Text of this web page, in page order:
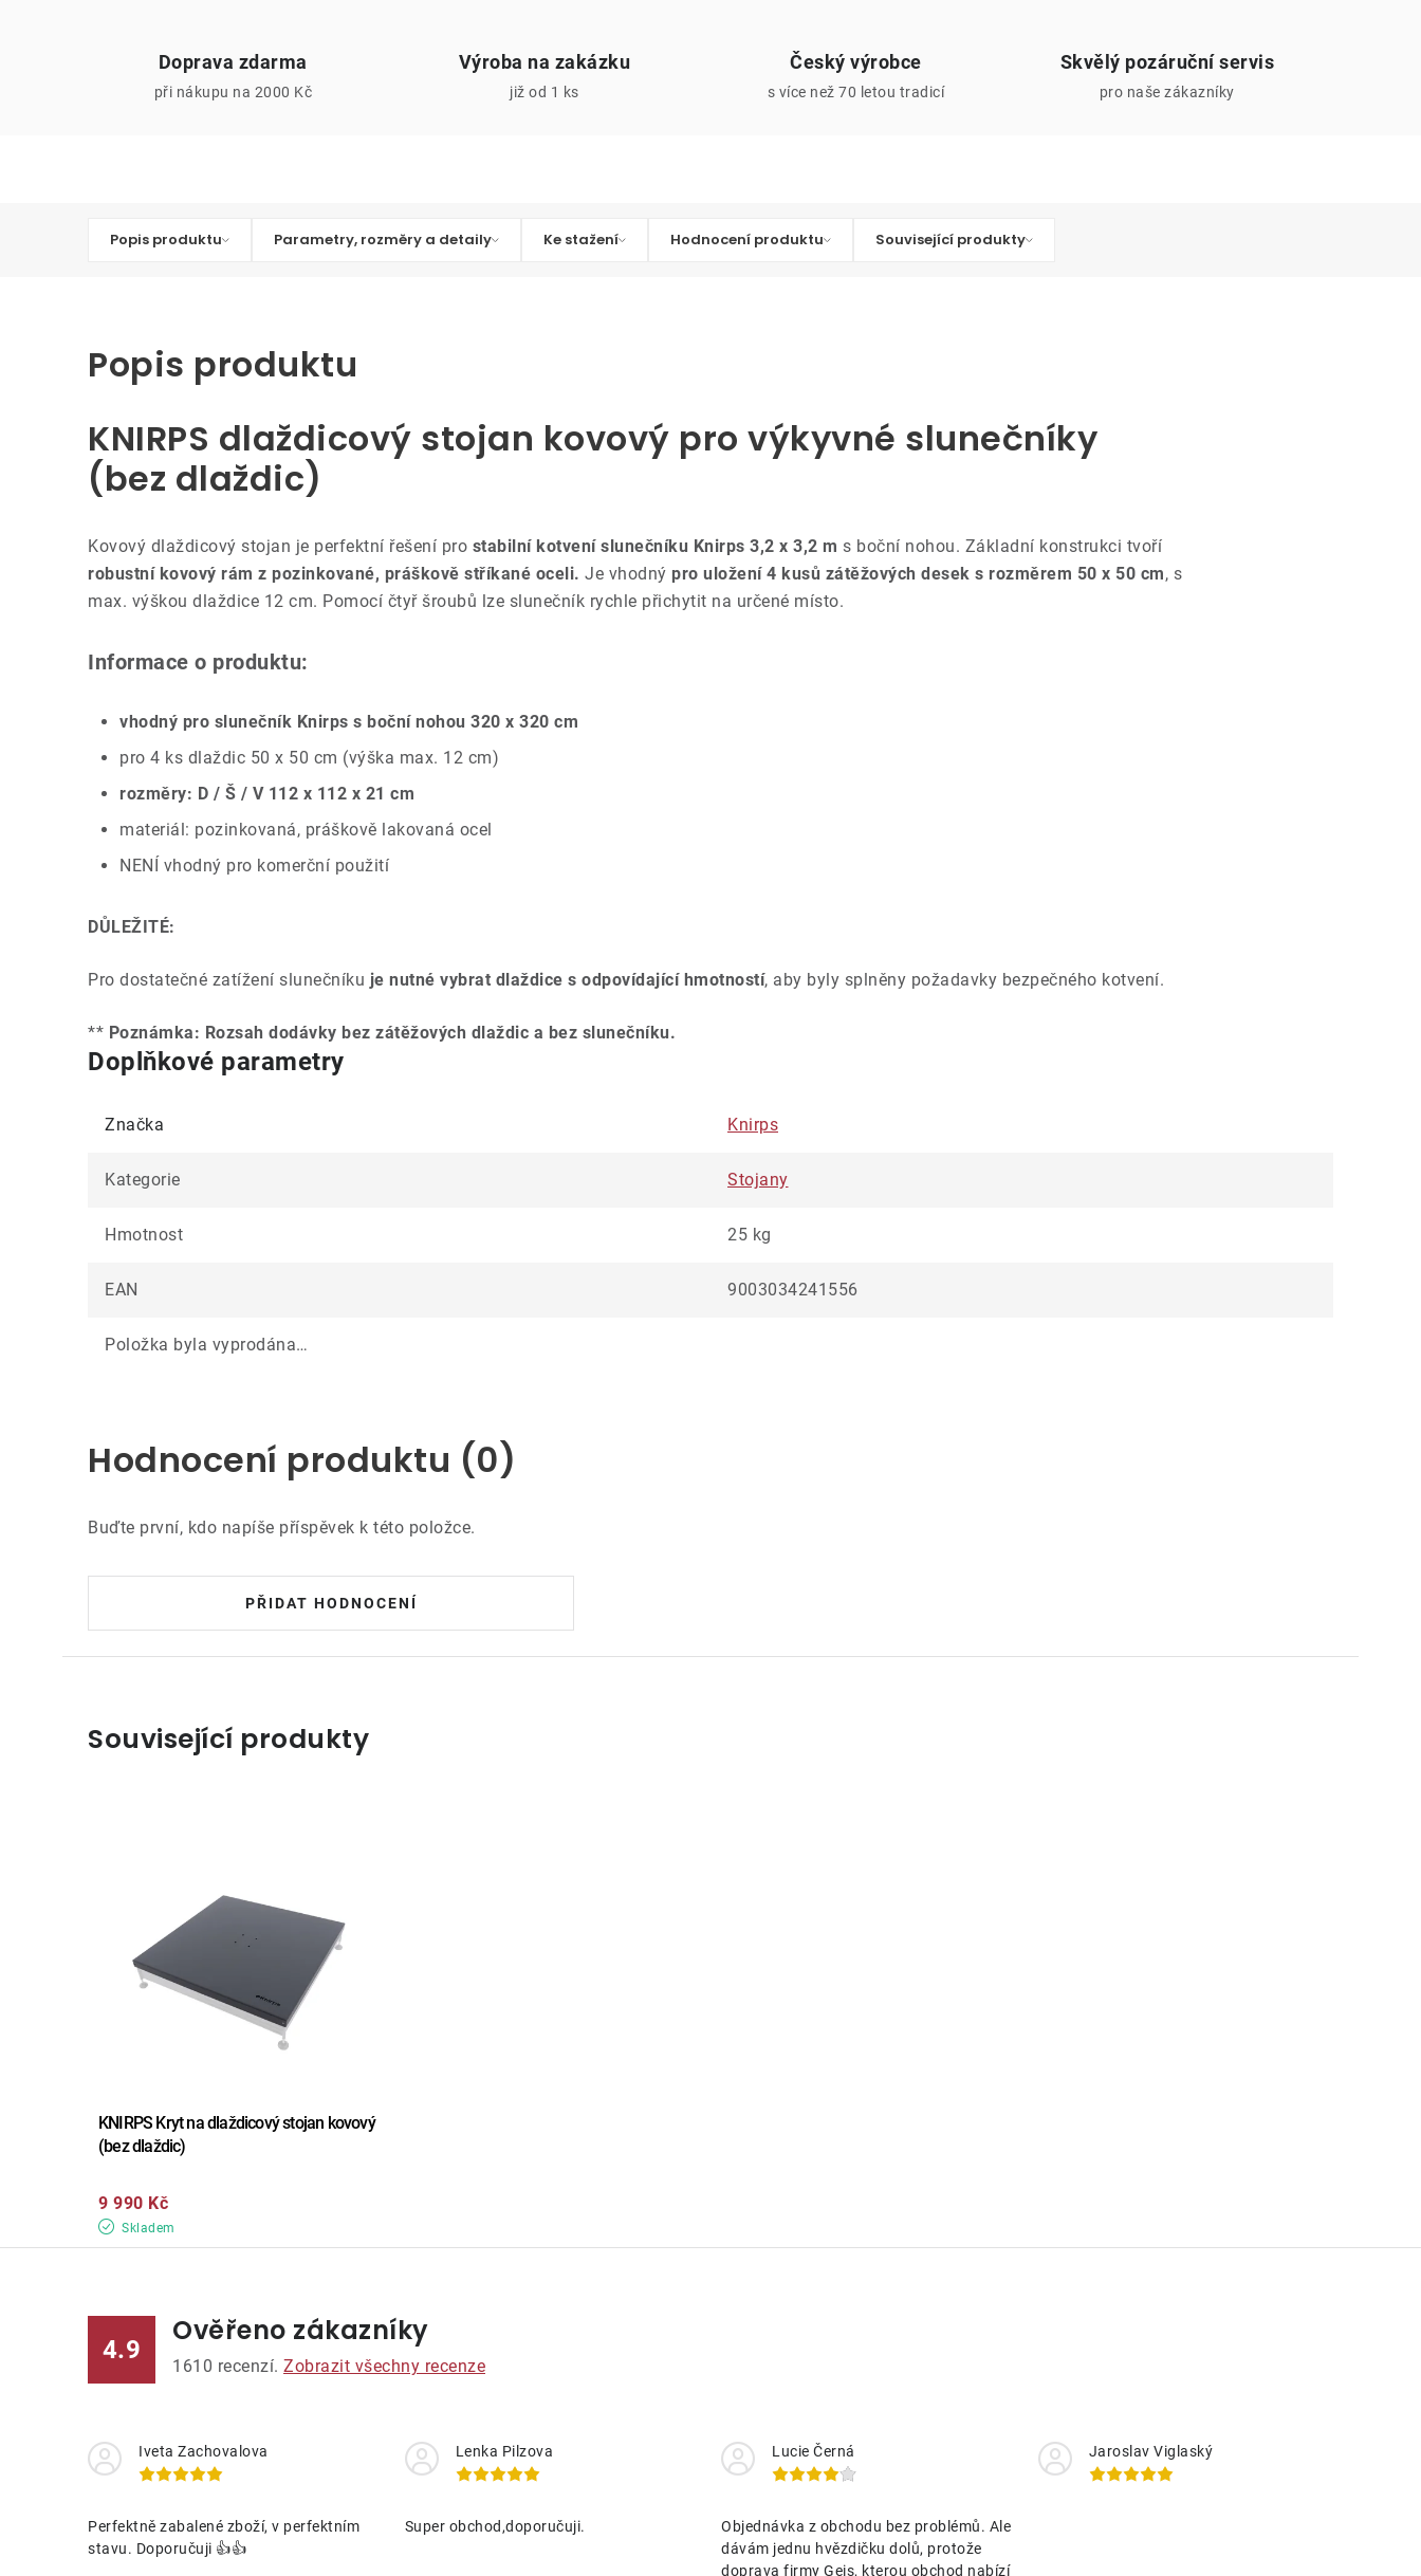
Doprava zdarma
při nákupu na 2000 Kč
Výroba na zakázku
již od 1 ks
Český výrobce
s více než 70 letou tradicí
Skvělý pozáruční servis
pro naše zákazníky
Popis produktu Parametry, rozměry a detaily Ke stažení Hodnocení produktu Související produkty
Popis produktu
KNIRPS dlaždicový stojan kovový pro výkyvné slunečníky
(bez dlaždic)
Kovový dlaždicový stojan je perfektní řešení pro stabilní kotvení slunečníku Knirps 3,2 x 3,2 m s boční nohou. Základní konstrukci tvoří
robustní kovový rám z pozinkované, práškově stříkané oceli. Je vhodný pro uložení 4 kusů zátěžových desek s rozměrem 50 x 50 cm, s
max. výškou dlaždice 12 cm. Pomocí čtyř šroubů lze slunečník rychle přichytit na určené místo.
Informace o produktu:
vhodný pro slunečník Knirps s boční nohou 320 x 320 cm
pro 4 ks dlaždic 50 x 50 cm (výška max. 12 cm)
rozměry: D / Š / V 112 x 112 x 21 cm
materiál: pozinkovaná, práškově lakovaná ocel
NENÍ vhodný pro komerční použití
DŮLEŽITÉ:
Pro dostatečné zatížení slunečníku je nutné vybrat dlaždice s odpovídající hmotností, aby byly splněny požadavky bezpečného kotvení.
** Poznámka: Rozsah dodávky bez zátěžových dlaždic a bez slunečníku.
Doplňkové parametry
Značka Knirps
Kategorie Stojany
Hmotnost 25 kg
EAN 9003034241556
Položka byla vyprodána…
Hodnocení produktu (0)
Buďte první, kdo napíše příspěvek k této položce.
PŘIDAT HODNOCENÍ
Související produkty
KNIRPS Kryt na dlaždicový stojan kovový
(bez dlaždic)
Skladem
9 990 Kč
4.9
Ověřeno zákazníky
1610 recenzí. Zobrazit všechny recenze
Iveta Zachovalova
Perfektně zabalené zboží, v perfektním
stavu. Doporučuji 👍👍
Lenka Pilzova
Super obchod,doporučuji.
Lucie Černá
Objednávka z obchodu bez problémů. Ale
dávám jednu hvězdičku dolů, protože
doprava firmy Geis, kterou obchod nabízí
Jaroslav Viglaský